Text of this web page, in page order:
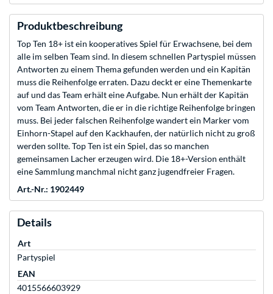
Produktbeschreibung
Top Ten 18+ ist ein kooperatives Spiel für Erwachsene, bei dem
alle im selben Team sind. In diesem schnellen Partyspiel müssen
Antworten zu einem Thema gefunden werden und ein Kapitän
muss die Reihenfolge erraten. Dazu deckt er eine Themenkarte
auf und das Team erhält eine Aufgabe. Nun erhält der Kapitän
vom Team Antworten, die er in die richtige Reihenfolge bringen
muss. Bei jeder falschen Reihenfolge wandert ein Marker vom
Einhorn-Stapel auf den Kackhaufen, der natürlich nicht zu groß
werden sollte. Top Ten ist ein Spiel, das so manchen
gemeinsamen Lacher erzeugen wird. Die 18+-Version enthält
eine Sammlung manchmal nicht ganz jugendfreier Fragen.
Art.-Nr.: 1902449
Details
Art
Partyspiel
EAN
4015566603929